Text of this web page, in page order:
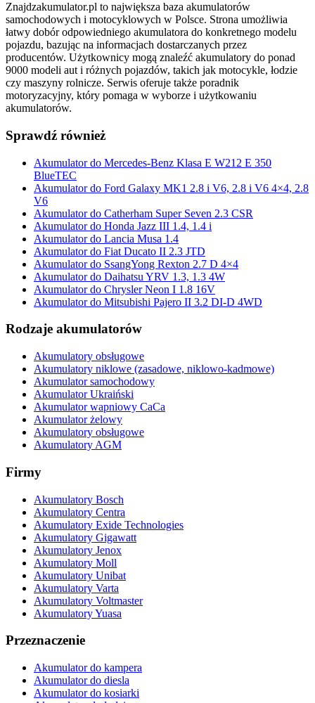
Znajdzakumulator.pl to największa baza akumulatorów
samochodowych i motocyklowych w Polsce. Strona umożliwia
łatwy dobór odpowiedniego akumulatora do konkretnego modelu
pojazdu, bazując na informacjach dostarczanych przez
producentów. Użytkownicy mogą znaleźć akumulatory do ponad
9000 modeli aut i różnych pojazdów, takich jak motocykle, łodzie
czy maszyny rolnicze. Serwis oferuje także poradnik
motoryzacyjny, który pomaga w wyborze i użytkowaniu
akumulatorów.
Sprawdź również
Akumulator do Mercedes-Benz Klasa E W212 E 350
BlueTEC
Akumulator do Ford Galaxy MK1 2.8 i V6, 2.8 i V6 4×4, 2.8
V6
Akumulator do Catherham Super Seven 2.3 CSR
Akumulator do Honda Jazz III 1.4, 1.4 i
Akumulator do Lancia Musa 1.4
Akumulator do Fiat Ducato II 2.3 JTD
Akumulator do SsangYong Rexton 2.7 D 4×4
Akumulator do Daihatsu YRV 1.3, 1.3 4W
Akumulator do Chrysler Neon I 1.8 16V
Akumulator do Mitsubishi Pajero II 3.2 DI-D 4WD
Rodzaje akumulatorów
Akumulatory obsługowe
Akumulatory niklowe (zasadowe, niklowo-kadmowe)
Akumulator samochodowy
Akumulator Ukraiński
Akumulator wapniowy CaCa
Akumulator żelowy
Akumulatory obsługowe
Akumulatory AGM
Firmy
Akumulatory Bosch
Akumulatory Centra
Akumulatory Exide Technologies
Akumulatory Gigawatt
Akumulatory Jenox
Akumulatory Moll
Akumulatory Unibat
Akumulatory Varta
Akumulatory Voltmaster
Akumulatory Yuasa
Przeznaczenie
Akumulator do kampera
Akumulator do diesla
Akumulator do kosiarki